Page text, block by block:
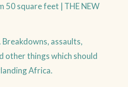
50 square feet | THE NEW
Breakdowns, assaults,
other things which should
Africa.